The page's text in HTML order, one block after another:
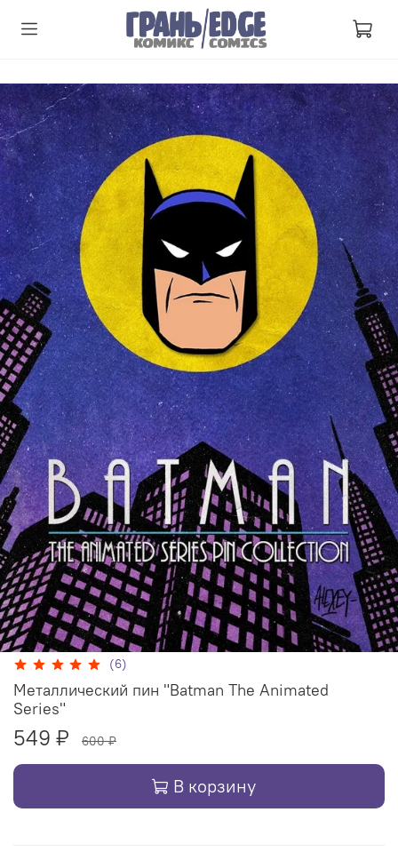
(6)
Металлический пин "Batman The Animated
Series"
549 ₽ 600 ₽
В корзину